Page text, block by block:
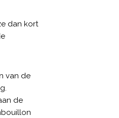
dan kort
van de
de